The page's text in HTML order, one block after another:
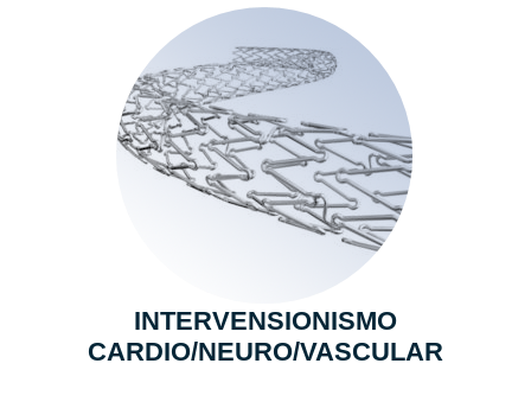
INTERVENSIONISMO
CARDIO/NEURO/VASCULAR